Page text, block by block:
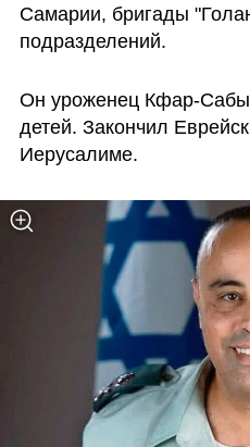
Самарии, бригады
подразделений.
Он уроженец Кфар-
детей. Закончил
Иерусалиме.